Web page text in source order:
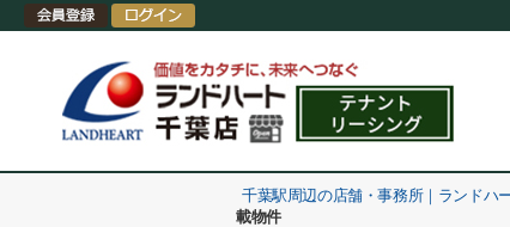
千葉駅周辺の店舗・事務所｜ランドハ
載物件